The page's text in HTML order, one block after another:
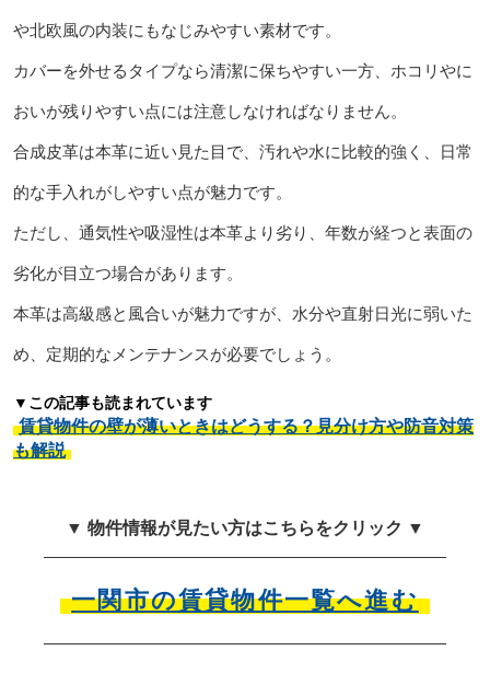
や北欧風の内装にもなじみやすい素材です。
カバーを外せるタイプなら清潔に保ちやすい一方、ホコリやに
おいが残りやすい点には注意しなければなりません。
合成皮革は本革に近い見た目で、汚れや水に比較的強く、日常
的な手入れがしやすい点が魅力です。
ただし、通気性や吸湿性は本革より劣り、年数が経つと表面の
劣化が目立つ場合があります。
本革は高級感と風合いが魅力ですが、水分や直射日光に弱いた
め、定期的なメンテナンスが必要でしょう。
▼この記事も読まれています
賃貸物件の壁が薄いときはどうする？見分け方や防音対策
も解説
▼ 物件情報が見たい方はこちらをクリック ▼
一関市の賃貸物件一覧へ進む